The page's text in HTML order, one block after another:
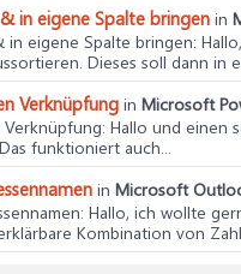
in eigene Spalte bringen in
eigene Spalte bringen:
Dieses soll dann in
Verknüpfung in Microsoft
Verknüpfung: Hallo und einen
funktioniert auch...
in Microsoft
: Hallo, ich wollte
Kombination von